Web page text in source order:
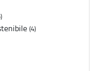
(4)